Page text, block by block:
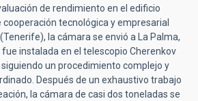
de rendimiento en el edificio
cooperación tecnológica y empresarial
la cámara se envió a La Palma,
instalada en el telescopio Cherenkov
siguiendo un procedimiento complejo y
Después de un exhaustivo trabajo
la cámara de casi dos toneladas se